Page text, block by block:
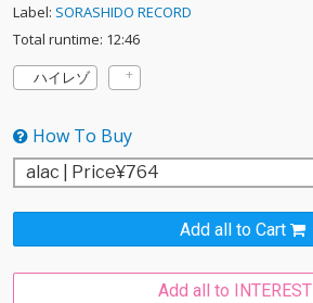
Label: SORASHIDO RECORD
Total runtime: 12:46
ハイレゾ
How To Buy
Add all to Cart
Add all to INTEREST